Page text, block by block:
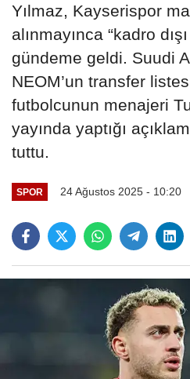
Yılmaz, Kayserispor
alınmayınca “kadro
gündeme geldi. Suudi
NEOM’un transfer
futbolcunun menajeri
yayında yaptığı
tuttu.
SPOR 24 Ağustos 2025 - 10:20